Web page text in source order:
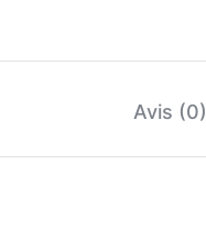
Avis (0)